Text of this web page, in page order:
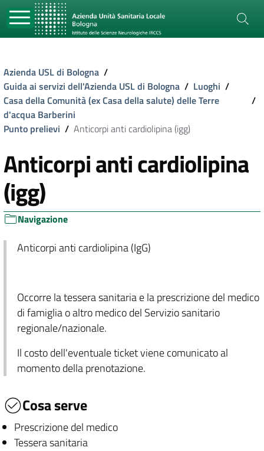
Azienda USL di Bologna /
Guida ai servizi dell'Azienda USL di Bologna / Luoghi /
Casa della Comunità (ex Casa della salute) delle Terre
d'acqua Barberini
/
Punto prelievi / Anticorpi anti cardiolipina (igg)
Anticorpi anti cardiolipina
(igg)
Navigazione
Anticorpi anti cardiolipina (IgG)
Occorre la tessera sanitaria e la prescrizione del medico
di famiglia o altro medico del Servizio sanitario
regionale/nazionale.
Il costo dell'eventuale ticket viene comunicato al
momento della prenotazione.
Cosa serve
Prescrizione del medico
Tessera sanitaria